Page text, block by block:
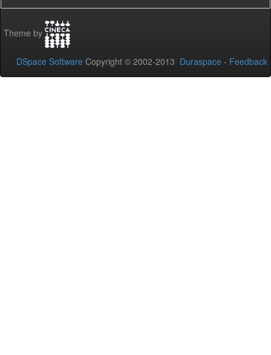
Theme by
DSpace Software Copyright © 2002-2013 Duraspace - Feedback